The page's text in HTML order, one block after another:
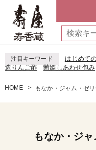
注目キーワード はじめて
造りんご酢
茜姫しあわせ包み
HOME もなか・ジャム・ゼリ
もなか・ジ